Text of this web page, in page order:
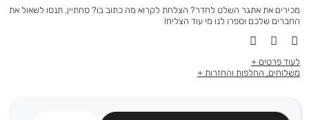
מוצר
מכירים את אתגר השלט לחדר? הצלחת לקרוא מה כתוב בו? סחתיין, תנסו לשאול את
החברים שלכם וספרו לנו מי עוד הצליח!
לעוד פרטים
משלוחים, החלפות והחזרות